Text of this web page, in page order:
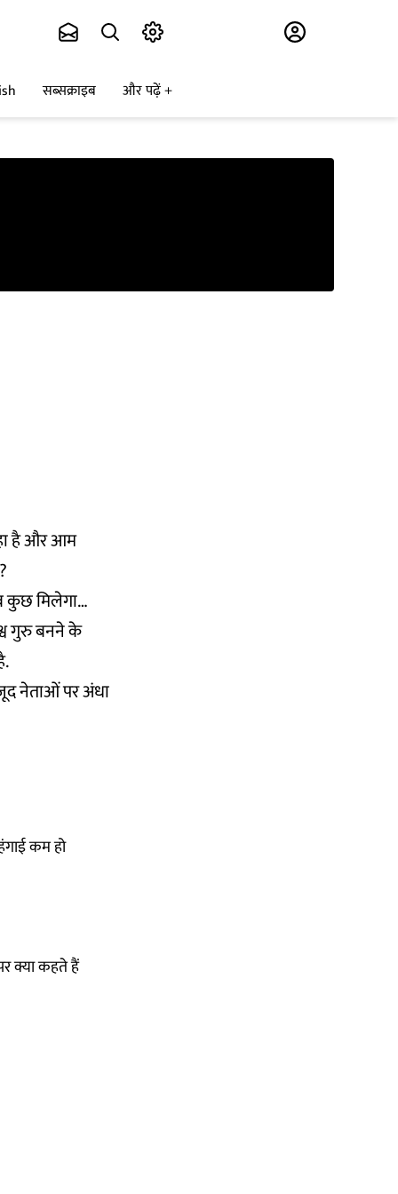
सब्सक्राइब और पढ़ें
है और आम
कुछ मिलेगा…
गुरु बनने के
नेताओं पर अंधा
कम हो
क्या कहते हैं